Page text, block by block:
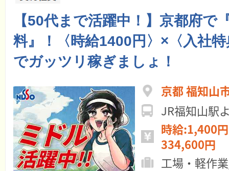
【50代まで活躍中！】京都府で
料』！〈時給1400円〉×〈入社
でガッツリ稼ぎましょ！
京都 福知山
JR福知山駅
時給:1,400
334,600円
工場・軽作